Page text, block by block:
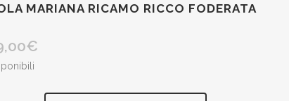
MARIANA RICAMO RICCO FODERATA
€